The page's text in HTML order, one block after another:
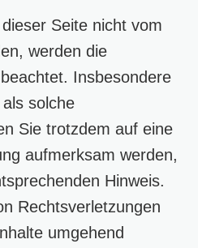
Seite nicht vom
werden die
Insbesondere
solche
Sie trotzdem auf eine
aufmerksam werden,
Hinweis.
Rechtsverletzungen
umgehend